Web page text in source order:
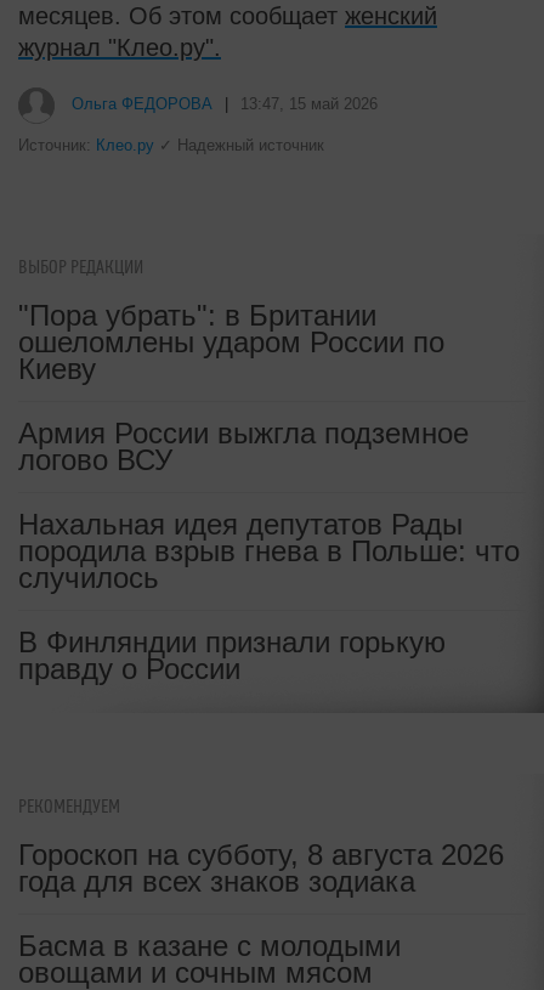
месяцев. Об этом сообщает женский
журнал "Клео.ру".
Скрытые признаки рака: на такое
Рак начинается не с боли: онколог
назвал первый «тихий» признак
болезни
Источник:Клео.ру✓ Надежный источник
ВЫБОР РЕДАКЦИИ
"Пора убрать": в Британии
ошеломлены ударом России по
Киеву
Армия России выжгла подземное
логово ВСУ
Нахальная идея депутатов Рады
породила взрыв гнева в Польше: что
случилось
В Финляндии признали горькую
правду о России
РЕКОМЕНДУЕМ
Гороскоп на субботу, 8 августа 2026
года для всех знаков зодиака
Басма в казане с молодыми
овощами и сочным мясом